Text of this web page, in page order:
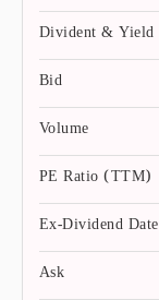
Divident & Yield
Bid
Volume
PE Ratio (TTM)
Ex-Dividend Date
Ask